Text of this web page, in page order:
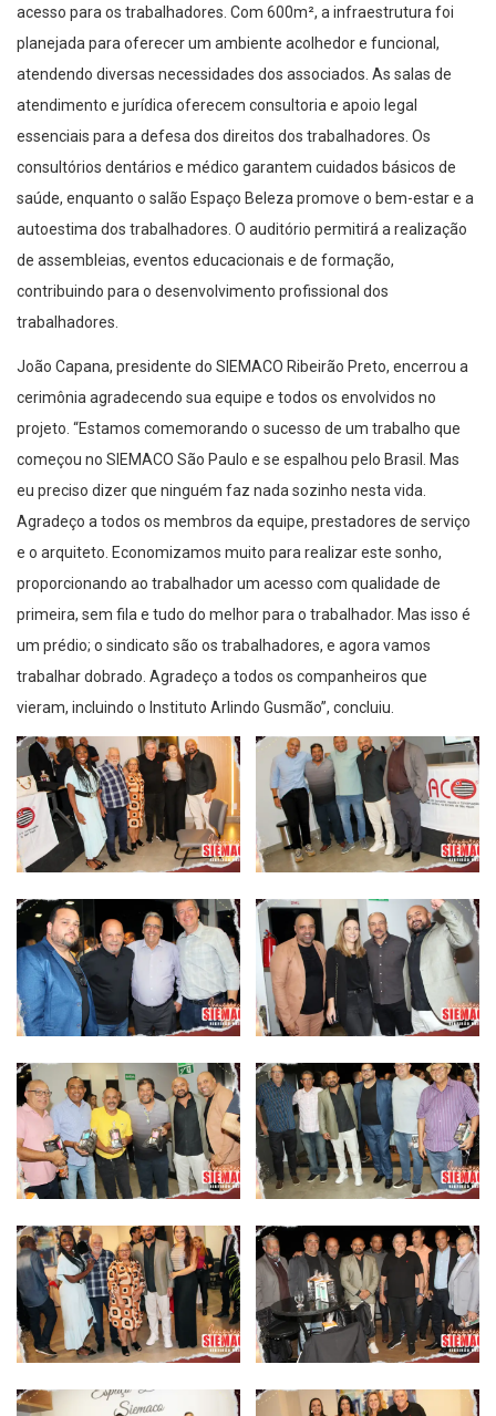
acesso para os trabalhadores. Com 600m², a infraestrutura foi
planejada para oferecer um ambiente acolhedor e funcional,
atendendo diversas necessidades dos associados. As salas de
atendimento e jurídica oferecem consultoria e apoio legal
essenciais para a defesa dos direitos dos trabalhadores. Os
consultórios dentários e médico garantem cuidados básicos de
saúde, enquanto o salão Espaço Beleza promove o bem-estar e a
autoestima dos trabalhadores. O auditório permitirá a realização
de assembleias, eventos educacionais e de formação,
contribuindo para o desenvolvimento profissional dos
trabalhadores.
João Capana, presidente do SIEMACO Ribeirão Preto, encerrou a
cerimônia agradecendo sua equipe e todos os envolvidos no
projeto. “Estamos comemorando o sucesso de um trabalho que
começou no SIEMACO São Paulo e se espalhou pelo Brasil. Mas
eu preciso dizer que ninguém faz nada sozinho nesta vida.
Agradeço a todos os membros da equipe, prestadores de serviço
e o arquiteto. Economizamos muito para realizar este sonho,
proporcionando ao trabalhador um acesso com qualidade de
primeira, sem fila e tudo do melhor para o trabalhador. Mas isso é
um prédio; o sindicato são os trabalhadores, e agora vamos
trabalhar dobrado. Agradeço a todos os companheiros que
vieram, incluindo o Instituto Arlindo Gusmão”, concluiu.